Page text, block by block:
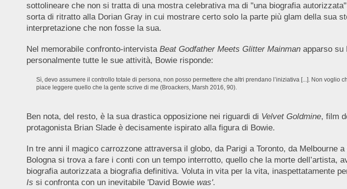
sottolineare che non si tratta di una mostra celebrativa ma di "una biografia
sorta di ritratto alla Dorian Gray in cui mostrare certo solo la parte più glam della sua
interpretazione che non fosse la sua.
Nel memorabile confronto-intervista Beat Godfather Meets Glitter Mainman apparso su
personalmente tutte le sue attività, Bowie risponde:
Sì, devo assumere il controllo totale di persona, non posso permettere che altri prendano l’iniziativa [...]. Non
piace leggere quello che la gente scrive di me (Broackers, Marsh 2016, 90).
Ben nota, del resto, è la sua drastica opposizione nei riguardi di Velvet Goldmine, film
protagonista Brian Slade è decisamente ispirato alla figura di Bowie.
In tre anni il magico carrozzone attraversa il globo, da Parigi a Toronto, da Melbourne
Bologna si trova a fare i conti con un tempo interrotto, quello che la morte dell’artista,
biografia autorizzata a biografia definitiva. Voluta in vita per la vita, inaspettatamente
Is si confronta con un inevitabile 'David Bowie was'.